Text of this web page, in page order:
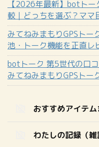
【2026年最新】botト
較｜どっちを選ぶ？ママ
みてねみまもりGPSト
池・トーク機能を正直レ
botトーク 第5世代の口
みてねみまもりGPSトー
おすすめアイテ
わたしの記録（雑